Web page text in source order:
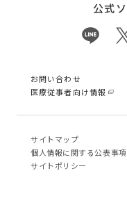
公式
お問い合わせ
医療従事者向け情報
サイトマップ
個⼈情報に関する公表事項
サイトポリシー